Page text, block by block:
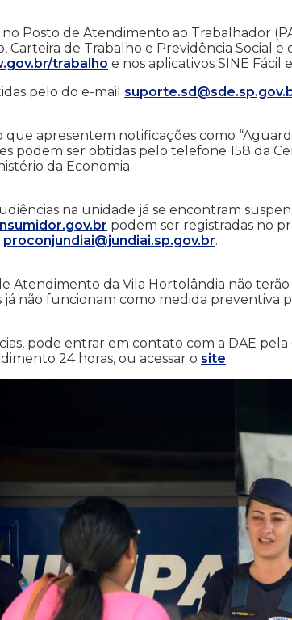
Posto de Atendimento ao Trabalhador
Carteira de Trabalho e Previdência Social
trabalho e nos aplicativos SINE Fácil
pelo do e-mail
que apresentem notificações como
podem ser obtidas pelo telefone 158 da
da Economia.
na unidade já se encontram
podem ser registradas no
proconjundiai@jundiai.sp.gov.br.
Atendimento da Vila Hortolândia não
já não funcionam como medida preventiva
pode entrar em contato com a DAE
24 horas, ou acessar o site.